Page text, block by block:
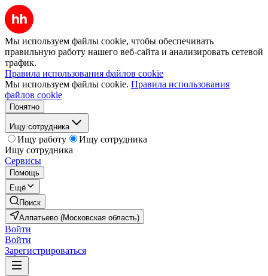
Мы используем файлы cookie, чтобы обеспечивать
правильную работу нашего веб-сайта и анализировать сетевой
трафик.
Правила использования файлов cookie
Мы используем файлы cookie. Правила использования
файлов cookie
Понятно
Ищу сотрудника
Ищу работу
Ищу сотрудника
Ищу сотрудника
Сервисы
Помощь
Ещё
Поиск
Алпатьево (Московская область)
Войти
Войти
Зарегистрироваться